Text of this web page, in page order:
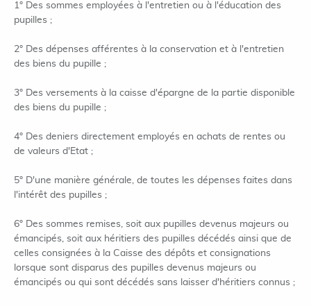
1° Des sommes employées à l'entretien ou à l'éducation des
pupilles ;
2° Des dépenses afférentes à la conservation et à l'entretien
des biens du pupille ;
3° Des versements à la caisse d'épargne de la partie disponible
des biens du pupille ;
4° Des deniers directement employés en achats de rentes ou
de valeurs d'Etat ;
5° D'une manière générale, de toutes les dépenses faites dans
l'intérêt des pupilles ;
6° Des sommes remises, soit aux pupilles devenus majeurs ou
émancipés, soit aux héritiers des pupilles décédés ainsi que de
celles consignées à la Caisse des dépôts et consignations
lorsque sont disparus des pupilles devenus majeurs ou
émancipés ou qui sont décédés sans laisser d'héritiers connus ;